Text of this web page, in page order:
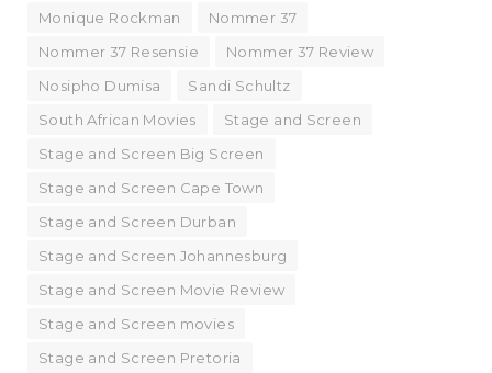
Monique Rockman
Nommer 37
Nommer 37 Resensie
Nommer 37 Review
Nosipho Dumisa
Sandi Schultz
South African Movies
Stage and Screen
Stage and Screen Big Screen
Stage and Screen Cape Town
Stage and Screen Durban
Stage and Screen Johannesburg
Stage and Screen Movie Review
Stage and Screen movies
Stage and Screen Pretoria